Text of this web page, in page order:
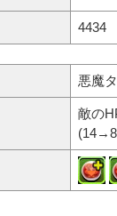
4434
悪魔
敵の